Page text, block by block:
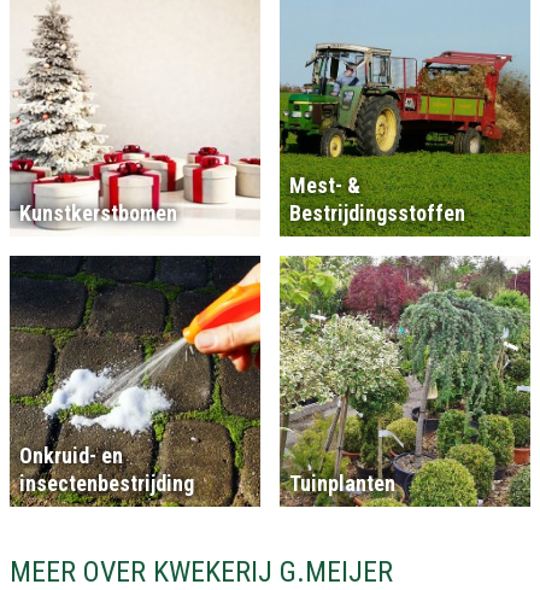
Kunstkerstbomen
Mest- &
Bestrijdingsstoffen
Onkruid- en
insectenbestrijding
Tuinplanten
MEER OVER KWEKERIJ G.MEIJER